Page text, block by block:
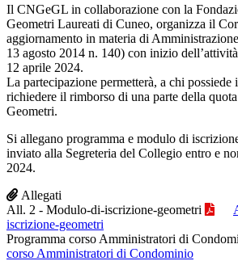
Il CNGeGL in collaborazione con la
Geometri Laureati di Cuneo, organizza il
aggiornamento in materia di
13 agosto 2014 n. 140) con inizio
12 aprile 2024.
La partecipazione permetterà, a chi
richiedere il rimborso di una parte della
Geometri.
Si allegano programma e modulo di
inviato alla Segreteria del Collegio entro e
2024.
Allegati
All. 2 - Modulo-di-iscrizione-geometri
iscrizione-geometri
Programma corso Amministratori di
corso Amministratori di Condominio